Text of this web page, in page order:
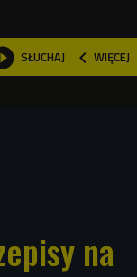
SŁUCHAJ  WIĘCEJ

na